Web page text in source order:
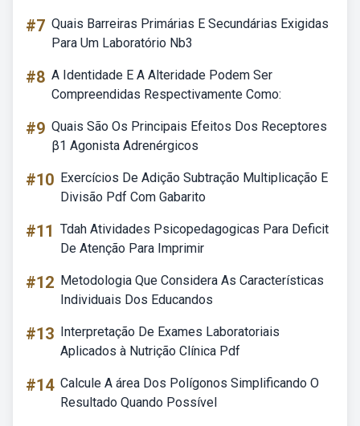
#7 Quais Barreiras Primárias E Secundárias Exigidas
Para Um Laboratório Nb3
#8 A Identidade E A Alteridade Podem Ser
Compreendidas Respectivamente Como:
#9 Quais São Os Principais Efeitos Dos Receptores
β1 Agonista Adrenérgicos
#10 Exercícios De Adição Subtração Multiplicação E
Divisão Pdf Com Gabarito
#11 Tdah Atividades Psicopedagogicas Para Deficit
De Atenção Para Imprimir
#12 Metodologia Que Considera As Características
Individuais Dos Educandos
#13 Interpretação De Exames Laboratoriais
Aplicados à Nutrição Clínica Pdf
#14 Calcule A área Dos Polígonos Simplificando O
Resultado Quando Possível